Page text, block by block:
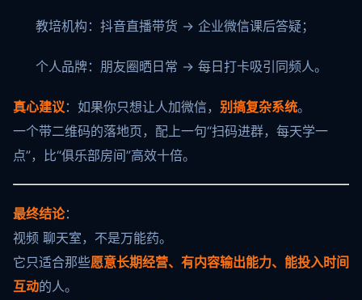
教培机构：抖音直播带货 → 企业微信课后答疑；
个人品牌：朋友圈晒日常 → 每日打卡吸引同频人。
真心建议：如果你只想让人加微信， 别搞复杂系统。
一个带二维码的落地页，配上一句“扫码进群，每天学一
点”，比“俱乐部房间”高效十倍。
最终结论：
视频 聊天室，不是万能药。
它只适合那些愿意长期经营、有内容输出能力、能投入时间
互动的人。